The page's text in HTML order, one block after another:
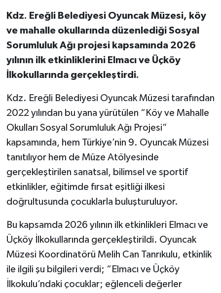
Kdz. Ereğli Belediyesi Oyuncak Müzesi, köy
ve mahalle okullarında düzenlediği Sosyal
Sorumluluk Ağı projesi kapsamında 2026
yılının ilk etkinliklerini Elmacı ve Üçköy
İlkokullarında gerçekleştirdi.
Kdz. Ereğli Belediyesi Oyuncak Müzesi tarafından
2022 yılından bu yana yürütülen “Köy ve Mahalle
Okulları Sosyal Sorumluluk Ağı Projesi”
kapsamında, hem Türkiye’nin 9. Oyuncak Müzesi
tanıtılıyor hem de Müze Atölyesinde
gerçekleştirilen sanatsal, bilimsel ve sportif
etkinlikler, eğitimde fırsat eşitliği ilkesi
doğrultusunda çocuklarla buluşturuluyor.
Bu kapsamda 2026 yılının ilk etkinlikleri Elmacı ve
Üçköy İlkokullarında gerçekleştirildi. Oyuncak
Müzesi Koordinatörü Melih Can Tanrıkulu, etkinlik
ile ilgili şu bilgileri verdi; “Elmacı ve Üçköy
İlkokulu’ndaki çocuklar; eğlenceli değerler